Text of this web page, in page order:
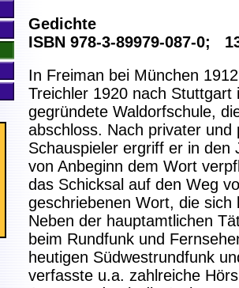
Gedichte
ISBN 978-3-89979-087-0;
In Freiman bei München
Treichler 1920 nach Stuttgart
gegründete Waldorfschule,
abschloss. Nach privater und
Schauspieler ergriff er in den
von Anbeginn dem Wort
das Schicksal auf den Weg
geschriebenen Wort, die
Neben der hauptamtlichen
beim Rundfunk und
heutigen Südwestrundfunk
verfasste u.a. zahlreiche